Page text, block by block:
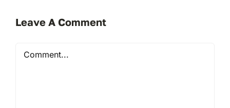
Leave A Comment
Comment